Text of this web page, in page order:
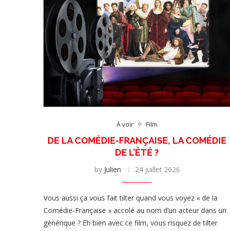
À voir Film
DE LA COMÉDIE-FRANÇAISE, LA COMÉDIE
DE L’ÉTÉ ?
by Julien 24 juillet 2026
Vous aussi ça vous fait tilter quand vous voyez « de la
Comédie-Française » accolé au nom d’un acteur dans un
générique ? Eh bien avec ce film, vous risquez de tilter